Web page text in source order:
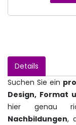
Details
Suchen Sie ein
Design, Format
hier genau
Nachbildungen,